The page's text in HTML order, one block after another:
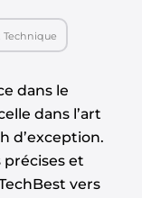
Technique
dans le
dans l’art
d’exception.
et
vers